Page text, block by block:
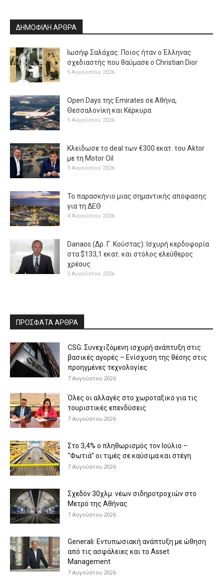
ΔΗΜΟΦΙΛΗ ΑΡΘΡΑ
Ιωσήφ Σαλάχας: Ποιος ήταν ο Έλληνας
σχεδιαστής που θαύμασε ο Christian Dior
5 Αυγούστου 2026
Open Days της Emirates σε Αθήνα,
Θεσσαλονίκη και Κέρκυρα
5 Αυγούστου 2026
Κλείδωσε το deal των €300 εκατ. του Aktor
με τη Μotor Oil
5 Αυγούστου 2026
Το παρασκήνιο μιας σημαντικής απόφασης
για τη ΔΕΘ
4 Αυγούστου 2026
Danaos (Δρ. Γ. Κούστας): Ισχυρή κερδοφορία
στα $133,1 εκατ. και στόλος ελεύθερος
χρέους
5 Αυγούστου 2026
ΠΡΟΣΦΑΤΑ ΑΡΘΡΑ
CSG: Συνεχιζόμενη ισχυρή ανάπτυξη στις
βασικές αγορές – Ενίσχυση της θέσης στις
προηγμένες τεχνολογίες
7 Αυγούστου 2026
Όλες οι αλλαγές στο χωροταξικό για τις
τουριστικές επενδύσεις
7 Αυγούστου 2026
Στο 3,4% ο πληθωρισμός τον Ιούλιο –
“Φωτιά” οι τιμές σε καύσιμα και στέγη
7 Αυγούστου 2026
Σχεδόν 30χλμ. νέων σιδηροτροχιών στο
Μετρό της Αθήνας
7 Αυγούστου 2026
Generali: Eντυπωσιακή ανάπτυξη με ώθηση
από τις ασφάλειες και το Asset
Management
7 Αυγούστου 2026